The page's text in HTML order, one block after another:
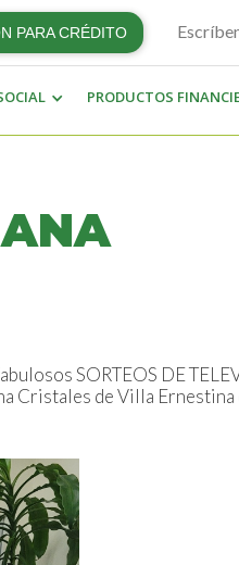
PARA CRÉDITO
PRODUCTOS
SORTEOS DE
Cristales de Villa Ernestina